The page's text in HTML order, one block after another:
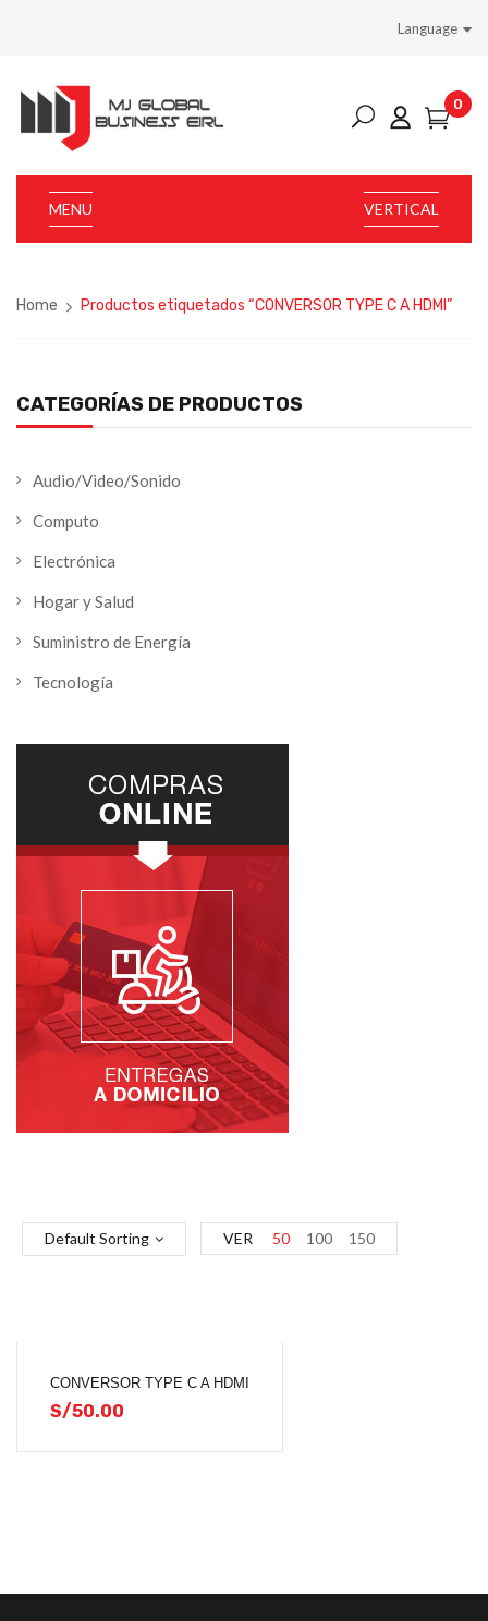
Language
0
VERTICAL
MENU
Home Productos etiquetados “CONVERSOR TYPE C A HDMI”
CATEGORÍAS DE PRODUCTOS
Audio/Video/Sonido
Computo
Electrónica
Hogar y Salud
Suministro de Energía
Tecnología
Default Sorting VER 50 100 150
CONVERSOR TYPE C A HDMI
S/50.00